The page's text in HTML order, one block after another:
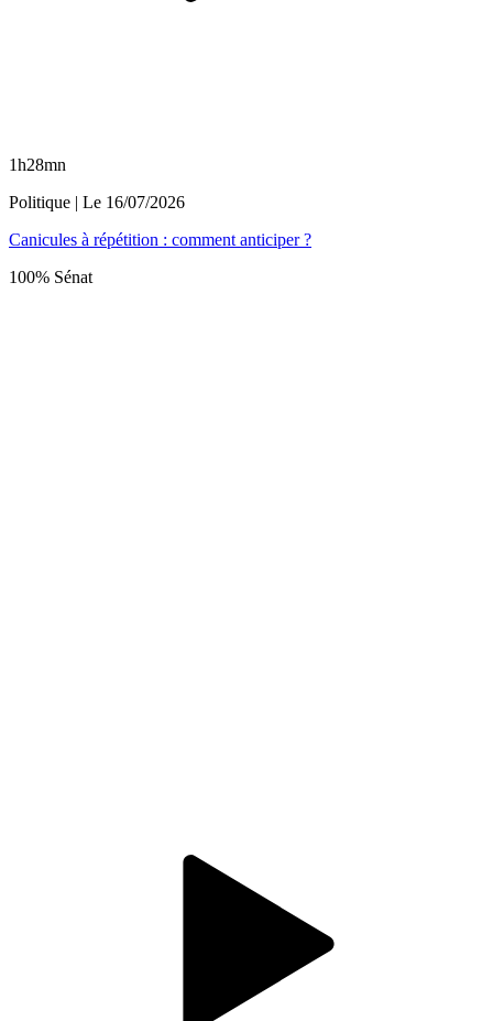
1h28mn
Politique | Le 16/07/2026
Canicules à répétition : comment anticiper ?
100% Sénat